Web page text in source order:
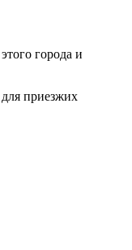
города и
приезжих